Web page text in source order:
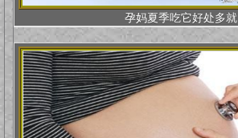
孕妈夏季吃它好处多就